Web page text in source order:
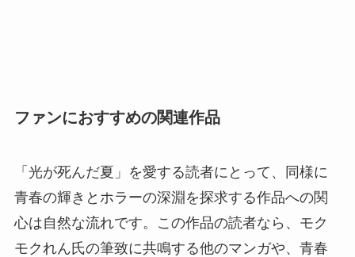
ファンにおすすめの関連作品
「光が死んだ夏」を愛する読者にとって、同様に
青春の輝きとホラーの深淵を探求する作品への関
心は自然な流れです。この作品の読者なら、モク
モクれん氏の筆致に共鳴する他のマンガや、青春